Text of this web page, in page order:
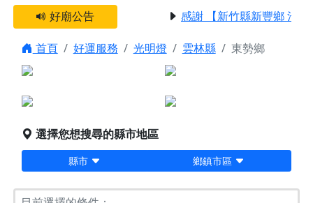
好廟公告 感謝 【新竹縣新豐鄉 池
首頁 好運服務 光明燈 雲林縣
東勢鄉
點燈服務
堪輿/風水
選擇您想搜尋的縣市地區
縣市 鄉鎮市區